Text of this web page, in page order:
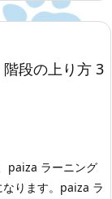
段の上り方 3
paiza ラーニング
ります。 paiza ラ